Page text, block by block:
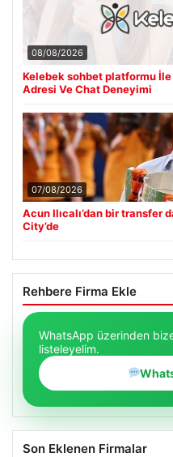
08/08/2026
Kelebek sohbet platformu
Adresi Ve Chat Deneyimi
07/08/2026
Acun Ilıcalı’dan bir transfer
City’de
Rehbere Firma Ekle
WhatsApp üzerinden
listeleyelim.
Son Eklenen Firmalar